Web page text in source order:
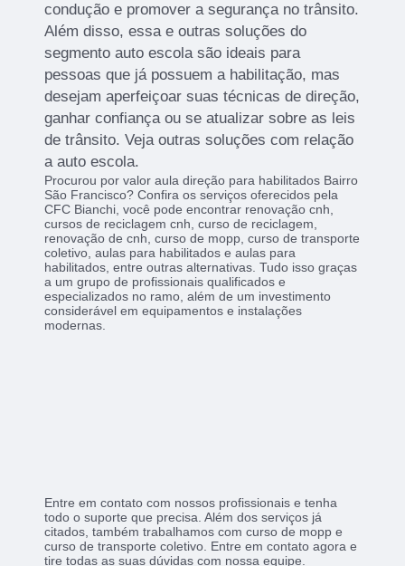
condução e promover a segurança no trânsito.
Além disso, essa e outras soluções do
segmento auto escola são ideais para
pessoas que já possuem a habilitação, mas
desejam aperfeiçoar suas técnicas de direção,
ganhar confiança ou se atualizar sobre as leis
de trânsito. Veja outras soluções com relação
a auto escola.
Procurou por valor aula direção para habilitados Bairro
São Francisco? Confira os serviços oferecidos pela
CFC Bianchi, você pode encontrar renovação cnh,
cursos de reciclagem cnh, curso de reciclagem,
renovação de cnh, curso de mopp, curso de transporte
coletivo, aulas para habilitados e aulas para
habilitados, entre outras alternativas. Tudo isso graças
a um grupo de profissionais qualificados e
especializados no ramo, além de um investimento
considerável em equipamentos e instalações
modernas.
Entre em contato com nossos profissionais e tenha
todo o suporte que precisa. Além dos serviços já
citados, também trabalhamos com curso de mopp e
curso de transporte coletivo. Entre em contato agora e
tire todas as suas dúvidas com nossa equipe.